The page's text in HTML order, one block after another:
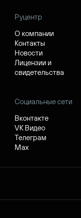
Руцентр
О компании
Контакты
Новости
Лицензии и
свидетельства
Социальные сети
Вконтакте
VK Видео
Телеграм
Max